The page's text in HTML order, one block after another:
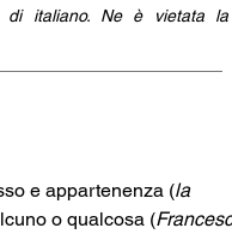
di italiano. Ne è vietata la
e appartenenza (la
o qualcosa (